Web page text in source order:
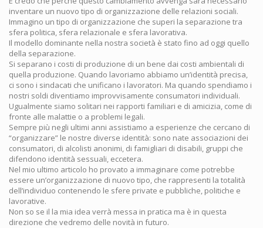
inventare un nuovo tipo di organizzazione delle relazioni sociali.
Immagino un tipo di organizzazione che superi la separazione tra
sfera politica, sfera relazionale e sfera lavorativa.
Il modello dominante nella nostra società è stato fino ad oggi quello
della separazione.
Si separano i costi di produzione di un bene dai costi ambientali di
quella produzione. Quando lavoriamo abbiamo un’identità precisa,
ci sono i sindacati che unificano i lavoratori. Ma quando spendiamo i
nostri soldi diventiamo improvvisamente consumatori individuali.
Ugualmente siamo solitari nei rapporti familiari e di amicizia, come di
fronte alle malattie o a problemi legali.
Sempre più negli ultimi anni assistiamo a esperienze che cercano di
“organizzare” le nostre diverse identità: sono nate associazioni dei
consumatori, di alcolisti anonimi, di famigliari di disabili, gruppi che
difendono identità sessuali, eccetera.
Nel mio ultimo articolo ho provato a immaginare come potrebbe
essere un’organizzazione di nuovo tipo, che rappresenti la totalità
dell’individuo contenendo le sfere private e pubbliche, politiche e
lavorative.
Non so se il la mia idea verrà messa in pratica ma è in questa
direzione che vedremo delle novità in futuro.